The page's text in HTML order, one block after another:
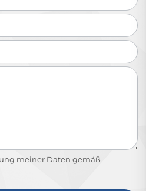
meiner Daten gemäß